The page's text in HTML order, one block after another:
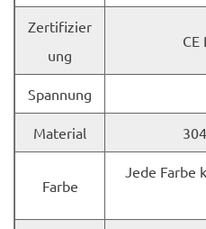
Zertifizier
ung
CE
Spannung
Material
Farbe
Jede Farbe